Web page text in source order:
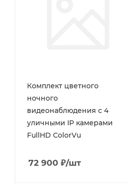
Комплект цветного
ночного
видеонаблюдения с 4
уличными IP камерами
FullHD ColorVu
72 900 ₽/шт